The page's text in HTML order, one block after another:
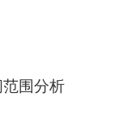
范围分析